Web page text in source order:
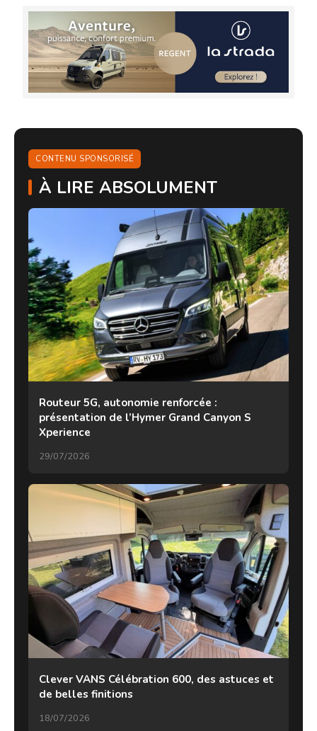
CONTENU SPONSORISÉ
À LIRE ABSOLUMENT
Routeur 5G, autonomie renforcée :
présentation de l’Hymer Grand Canyon S
Xperience
29/07/2026
Clever VANS Célébration 600, des astuces et
de belles finitions
18/07/2026